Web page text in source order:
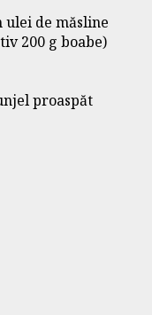
ulei de măsline
200 g boabe)
proaspăt